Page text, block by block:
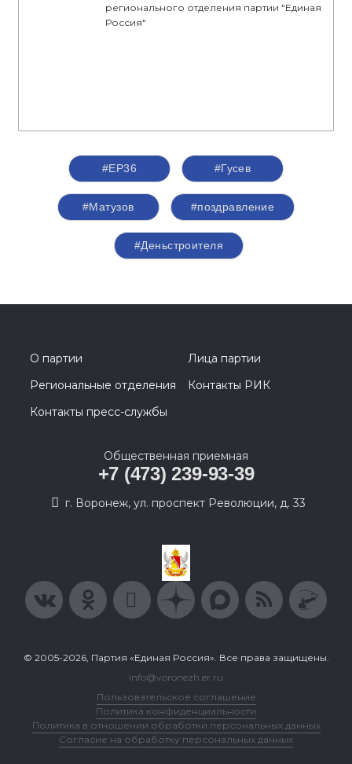
регионального отделения партии "Единая
Россия"
#ЕР36 #Гусев
#Матузов #поздравление
#Деньстроителя
О партии
Лица партии
Региональные отделения
Контакты РИК
Контакты пресс-службы
Общественная приемная
+7 (473) 239-93-39
г. Воронеж, ул. проспект Революции, д. 33
© 2005-2026, Партия «Единая Россия». Все права защищены.
info@voronezh.er.ru
Пользовательское соглашение
Политика конфиденциальности
Политика в отношении обработки персональных данных
Согласие на обработку персональных данных